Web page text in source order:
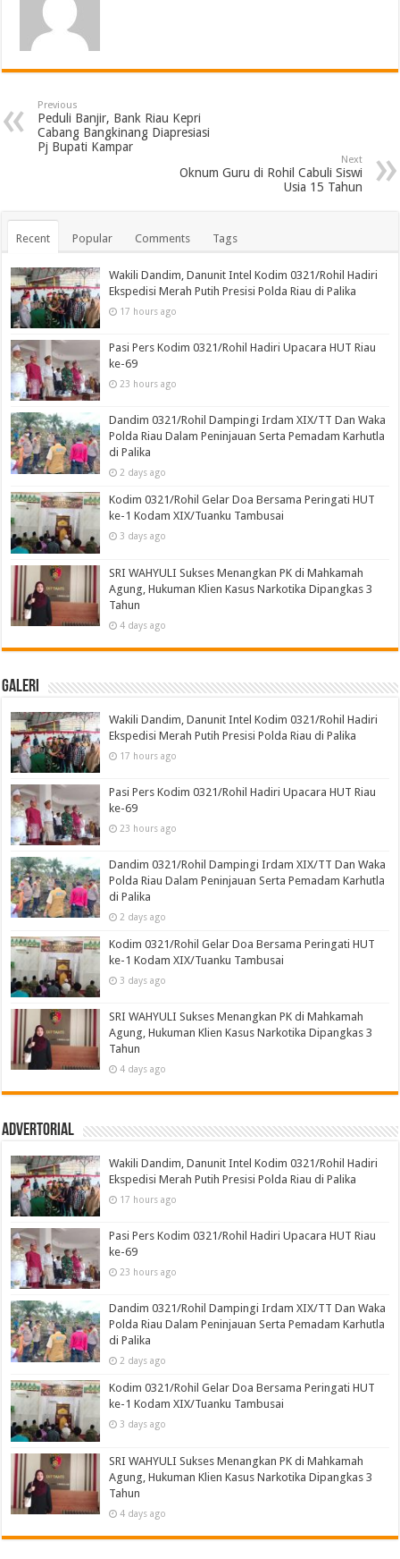
Previous
Peduli Banjir, Bank Riau Kepri
Cabang Bangkinang Diapresiasi
Pj Bupati Kampar
Next
Oknum Guru di Rohil Cabuli Siswi
Usia 15 Tahun
Recent Popular Comments Tags
Wakili Dandim, Danunit Intel Kodim 0321/Rohil Hadiri
Ekspedisi Merah Putih Presisi Polda Riau di Palika
17 hours ago
Pasi Pers Kodim 0321/Rohil Hadiri Upacara HUT Riau
ke-69
23 hours ago
Dandim 0321/Rohil Dampingi Irdam XIX/TT Dan Waka
Polda Riau Dalam Peninjauan Serta Pemadam Karhutla
di Palika
2 days ago
Kodim 0321/Rohil Gelar Doa Bersama Peringati HUT
ke-1 Kodam XIX/Tuanku Tambusai
3 days ago
SRI WAHYULI Sukses Menangkan PK di Mahkamah
Agung, Hukuman Klien Kasus Narkotika Dipangkas 3
Tahun
4 days ago
Galeri
Wakili Dandim, Danunit Intel Kodim 0321/Rohil Hadiri
Ekspedisi Merah Putih Presisi Polda Riau di Palika
17 hours ago
Pasi Pers Kodim 0321/Rohil Hadiri Upacara HUT Riau
ke-69
23 hours ago
Dandim 0321/Rohil Dampingi Irdam XIX/TT Dan Waka
Polda Riau Dalam Peninjauan Serta Pemadam Karhutla
di Palika
2 days ago
Kodim 0321/Rohil Gelar Doa Bersama Peringati HUT
ke-1 Kodam XIX/Tuanku Tambusai
3 days ago
SRI WAHYULI Sukses Menangkan PK di Mahkamah
Agung, Hukuman Klien Kasus Narkotika Dipangkas 3
Tahun
4 days ago
Advertorial
Wakili Dandim, Danunit Intel Kodim 0321/Rohil Hadiri
Ekspedisi Merah Putih Presisi Polda Riau di Palika
17 hours ago
Pasi Pers Kodim 0321/Rohil Hadiri Upacara HUT Riau
ke-69
23 hours ago
Dandim 0321/Rohil Dampingi Irdam XIX/TT Dan Waka
Polda Riau Dalam Peninjauan Serta Pemadam Karhutla
di Palika
2 days ago
Kodim 0321/Rohil Gelar Doa Bersama Peringati HUT
ke-1 Kodam XIX/Tuanku Tambusai
3 days ago
SRI WAHYULI Sukses Menangkan PK di Mahkamah
Agung, Hukuman Klien Kasus Narkotika Dipangkas 3
Tahun
4 days ago